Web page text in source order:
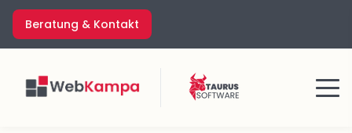
Zum
Inhalt
springen
Beratung & Kontakt
Menü